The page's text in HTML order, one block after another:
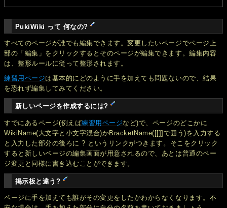
PukiWiki って 何なの?
すべてのページが誰でも編集できます。変更したいページでページ上
部の「編集」をクリックするとそのページが編集できます。編集内容
は、整形ルールに従って整形されます。
練習用ページは基本的にどのように手を加えても問題ないので、結果
を恐れず編集してみてください。
新しいページを作成するには?
すでにあるページ(例えば練習用ページなど)で、ページのどこかに
WikiName(大文字と小文字混合)かBracketName([[]]で囲う)を入力する
と入力した部分の後ろに ? というリンクがつきます。そこをクリック
すると新しいページの編集画面が用意されるので、あとは普通のペー
ジ変更と同様に書き込むことができます。
掲示板と違う?
ページに手を加えても誰がその変更をしたかわからなくなります。不